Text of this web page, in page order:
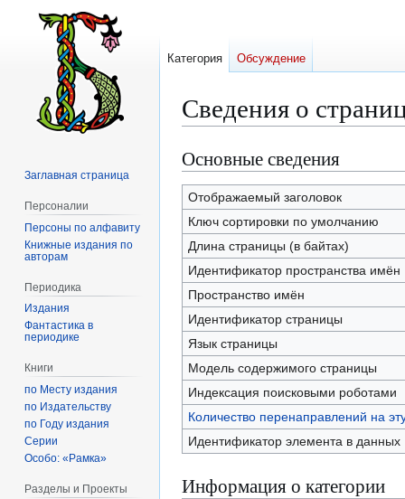
Сведения о
Перейти
к
навигации
Перейти
к
поиску
Основные сведения
Отображаемый заголовок
Ключ сортировки по умолчанию
Длина страницы (в байтах)
Идентификатор пространства имён
Пространство имён
Идентификатор страницы
Язык страницы
Модель содержимого страницы
Индексация поисковыми роботами
Количество перенаправлений на
Идентификатор элемента в данных
Информация о категории
Категория Обсуждение
Заглавная страница
Персоналии
Персоны по алфавиту
Книжные издания по
авторам
Периодика
Издания
Фантастика в
периодике
Книги
по Месту издания
по Издательству
по Году издания
Серии
Особо: «Рамка»
Разделы и Проекты